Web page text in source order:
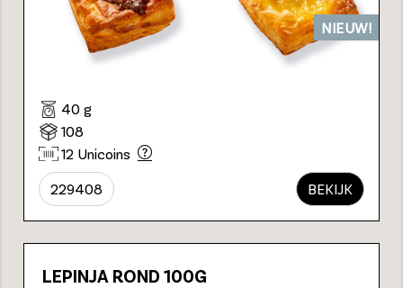
NIEUW!
40 g
108
12 Unicoins
229408 BEKIJK
LEPINJA ROND 100G